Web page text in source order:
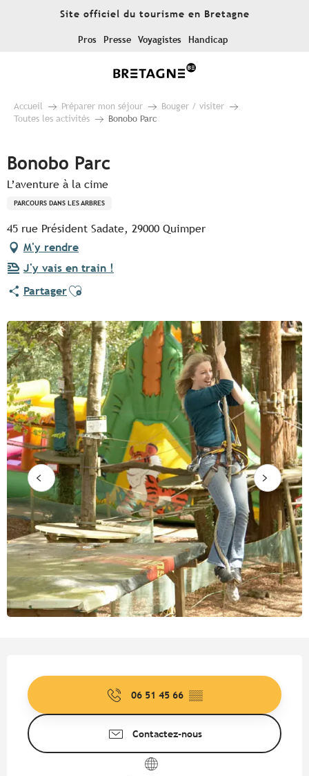
Site officiel du tourisme en Bretagne
Pros Presse Voyagistes Handicap
Accueil Préparer mon séjour
Bouger / visiter
Toutes les activités
Bonobo Parc
Bonobo Parc
L’aventure à la cime
PARCOURS DANS LES ARBRES
45 rue Président Sadate, 29000 Quimper
M'y rendre
J'y vais en train !
PartagerAjouter aux favoris
06 51 45 66 ▒▒
Contactez-nous